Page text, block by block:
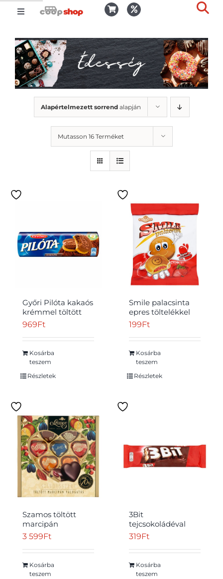
Kihagyás
Toggle
Kosár
Bejelentkezés
Kedvencek
Termékek
Alapértelmezett sorrendalapján
Mutasson 16 Terméket
Győri Pilóta kakaós
krémmel töltött
omlós keksz 180 g
969Ft
Kosárba
teszem
Részletek
Smile palacsinta
epres töltelékkel
50 g
199Ft
Kosárba
teszem
Részletek
Szamos töltött
marcipán
szívdesszert
g
3 599Ft
Kosárba
teszem
3Bit
tejcsokoládéval
bevont keksz
töltelékkel 46 g
319Ft
Kosárba
teszem
Bar
Area